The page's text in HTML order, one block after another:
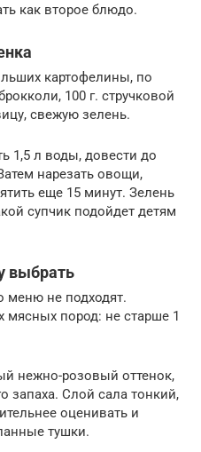
как второе блюдо.
картофелины, по
100 г. стручковой
свежую зелень.
1,5 л воды, довести до
нарезать овощи,
еще 15 минут. Зелень
супчик подойдет детям
выбрать
меню не подходят.
мясных пород: не старше 1
нежно-розовый оттенок,
запаха. Слой сала тонкий,
оценивать и
тушки.